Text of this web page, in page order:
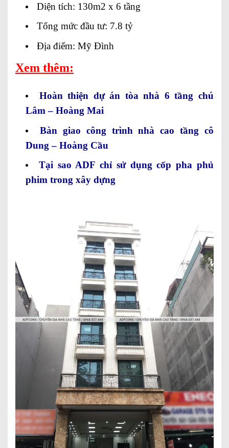
Diện tích: 130m2 x 6 tầng
Tổng mức đầu tư: 7.8 tỷ
Địa điểm: Mỹ Đình
Xem thêm:
Hoàn thiện dự án tòa nhà 6 tầng chú
Lâm – Hoàng Mai
Bàn giao công trình nhà cao tầng cô
Dung – Hoàng Cầu
Tại sao ADF chỉ sử dụng cốp pha phủ
phim trong xây dựng